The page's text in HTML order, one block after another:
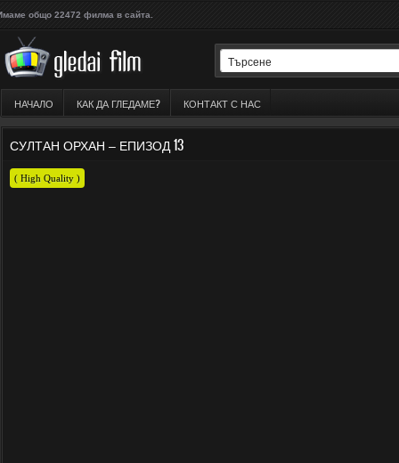
общо 22472 филма в сайта.
НАЧАЛО КАК ДА ГЛЕДАМЕ? КОНТАКТ С НАС
СУЛТАН ОРХАН – ЕПИЗОД 13
( High Quality )